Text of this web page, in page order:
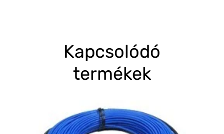
Kapcsolódó
termékek